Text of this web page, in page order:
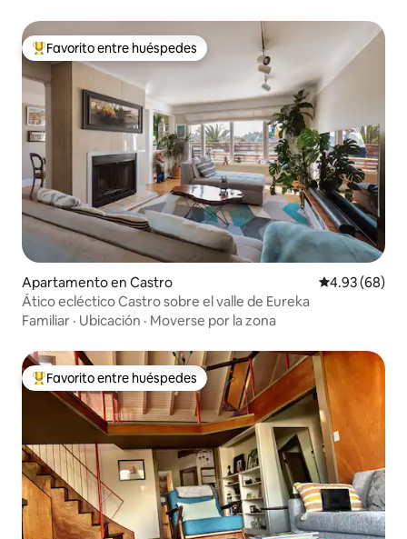
Favorito entre huéspedes preferido
Favorito entre huéspedes
Apartamento en Castro Calificación
4.93 (68)
Ático ecléctico Castro sobre el valle de Eureka
Familiar · Ubicación · Moverse por la zona
Favorito entre huéspedes preferido
Favorito entre huéspedes